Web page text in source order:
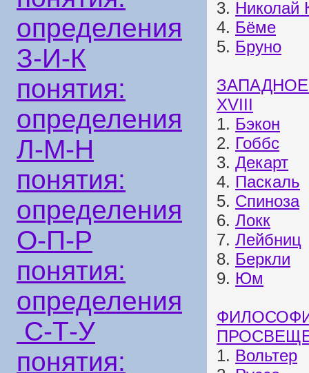
определения
З-И-К
понятия:
определения
Л-М-Н
понятия:
определения
О-П-Р
понятия:
определения
С-Т-У
понятия:
3. Николай
4. Бёме
5. Бруно
XVIII
1. Бэкон
2. Гоббс
3. Декарт
4. Паскаль
5. Спиноза
6. Локк
7. Лейбниц
8. Беркли
9. Юм
1. Вольтер